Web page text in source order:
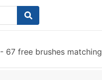
- 67 free brushes matching